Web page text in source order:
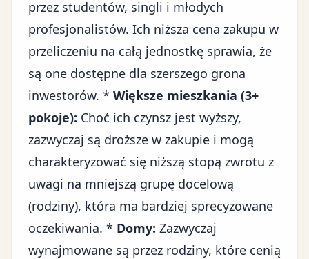
przez studentów, singli i młodych
profesjonalistów. Ich niższa cena zakupu w
przeliczeniu na całą jednostkę sprawia, że
są one dostępne dla szerszego grona
inwestorów. * Większe mieszkania (3+
pokoje): Choć ich czynsz jest wyższy,
zazwyczaj są droższe w zakupie i mogą
charakteryzować się niższą stopą zwrotu z
uwagi na mniejszą grupę docelową
(rodziny), która ma bardziej sprecyzowane
oczekiwania. * Domy: Zazwyczaj
wynajmowane są przez rodziny, które cenią